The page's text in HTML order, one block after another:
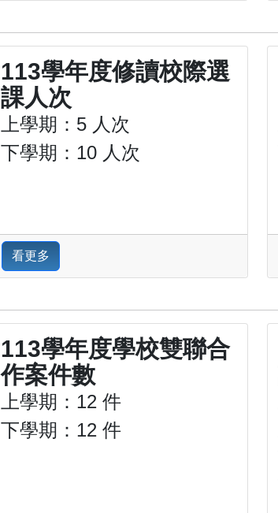
113學年度修讀校際選
課人次
上學期：5 人次
下學期：10 人次
看更多
113學年度學校雙聯合
作案件數
上學期：12 件
下學期：12 件